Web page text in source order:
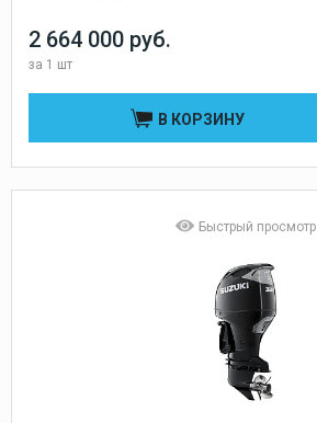
2 664 000 руб.
за 1 шт
В КОРЗИНУ
Быстрый просмотр